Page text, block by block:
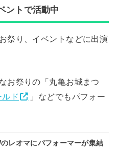
ントで活動中
祭り、イベントなどに出演
お祭りの「丸亀お城まつ
ド
」などでもパフォー
レオマにパフォーマーが集結